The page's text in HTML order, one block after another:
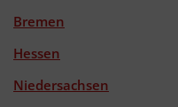
Bremen
Hessen
Niedersachsen